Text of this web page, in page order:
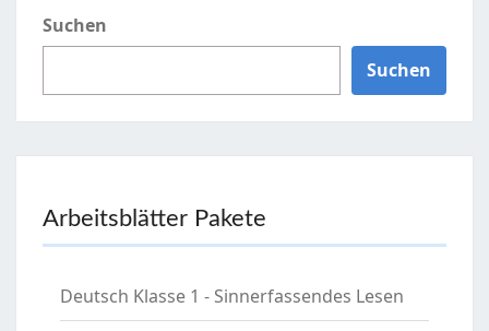
Suchen
Suchen
Arbeitsblätter Pakete
Deutsch Klasse 1 - Sinnerfassendes Lesen